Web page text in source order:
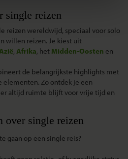
single reizen
reizen wereldwijd, speciaal voor solo
willen reizen. Je kiest uit
, Afrika, het Midden-Oosten en
de belangrijkste highlights met
elementen. Zo ontdek je een
altijd ruimte blijft voor vrije tijd en
over single reizen
gaan op een single reis?